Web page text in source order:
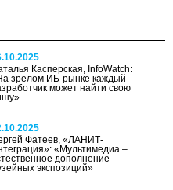
Касперская, InfoWatch:
зрелом ИБ-рынке каждый
может найти свою
Фатеев, «ЛАНИТ-
«Мультимедиа –
дополнение
экспозиций»